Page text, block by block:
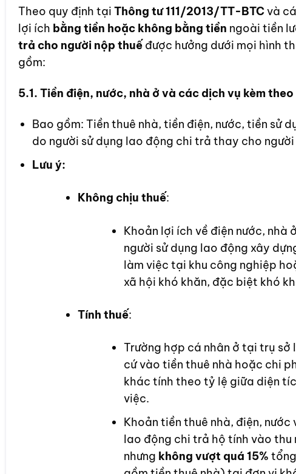
Theo quy định tại Thông tư 111/2013/TT-BTCvà
lợi ích bằng tiền hoặc không bằng tiền ngoài tiền
trả cho người nộp thuếđược hưởng dưới mọi hình
gồm:
5.1. Tiền điện, nước, nhà ở và các dịch vụ kèm
Bao gồm: Tiền thuê nhà, tiền điện, nước, tiền sử
do người sử dụng lao động chi trả thay cho
Lưu ý:
Không chịu thuế:
Khoản lợi ích về điện nước, nhà
người sử dụng lao động xây
làm việc tại khu công nghiệp
xã hội khó khăn, đặc biệt khó
Tính thuế:
Trường hợp cá nhân ở tại trụ
cứ vào tiền thuê nhà hoặc chi
khác tính theotỷ lệ giữa diện
việc.
Khoản tiền thuê nhà, điện, nước
lao động chi trả hộ tính vào
nhưng không vượt quá 15%